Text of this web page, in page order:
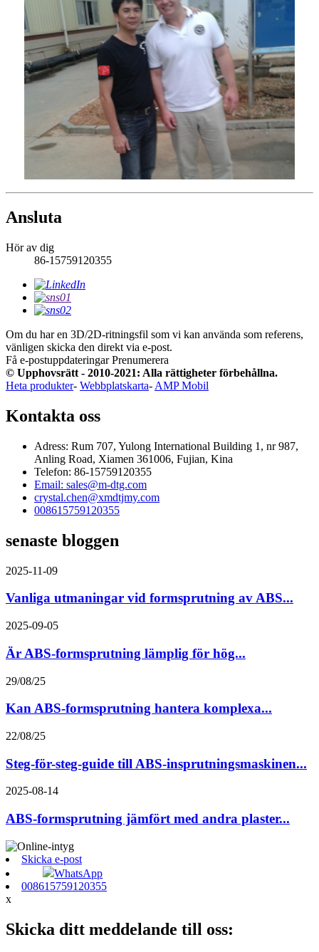
Ansluta
Hör av dig
86-15759120355
Om du har en 3D/2D-ritningsfil som vi kan använda som referens,
vänligen skicka den direkt via e-post.
Få e-postuppdateringar Prenumerera
© Upphovsrätt - 2010-2021: Alla rättigheter förbehållna.
Heta produkter- Webbplatskarta- AMP Mobil
Kontakta oss
Adress: Rum 707, Yulong International Building 1, nr 987,
Anling Road, Xiamen 361006, Fujian, Kina
Telefon: 86-15759120355
Email: sales@m-dtg.com
crystal.chen@xmdtjmy.com
008615759120355
senaste bloggen
2025-11-09
Vanliga utmaningar vid formsprutning av ABS...
2025-09-05
Är ABS-formsprutning lämplig för hög...
29/08/25
Kan ABS-formsprutning hantera komplexa...
22/08/25
Steg-för-steg-guide till ABS-insprutningsmaskinen...
2025-08-14
ABS-formsprutning jämfört med andra plaster...
Skicka e-post
WhatsApp
008615759120355
x
Skicka ditt meddelande till oss: